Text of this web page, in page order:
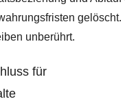
gelöscht.
unberührt.
für